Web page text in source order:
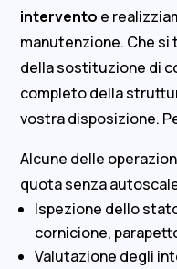
intervento e
manutenzione. Che si
della sostituzione di
completo della
vostra disposizione.
Alcune delle
quota senza
Ispezione dello
cornicione,
Valutazione degli